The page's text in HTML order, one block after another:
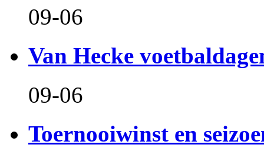
09-06
Van Hecke
09-06
Toernooiwinst en